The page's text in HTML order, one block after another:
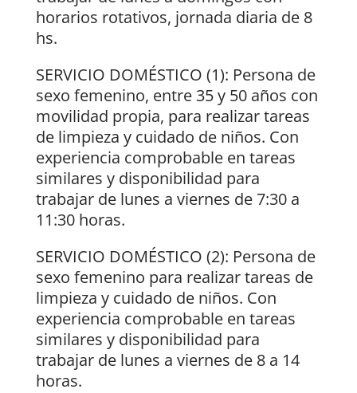
horarios rotativos, jornada diaria de 8
hs.
SERVICIO DOMÉSTICO (1): Persona de
sexo femenino, entre 35 y 50 años con
movilidad propia, para realizar tareas
de limpieza y cuidado de niños. Con
experiencia comprobable en tareas
similares y disponibilidad para
trabajar de lunes a viernes de 7:30 a
11:30 horas.
SERVICIO DOMÉSTICO (2): Persona de
sexo femenino para realizar tareas de
limpieza y cuidado de niños. Con
experiencia comprobable en tareas
similares y disponibilidad para
trabajar de lunes a viernes de 8 a 14
horas.